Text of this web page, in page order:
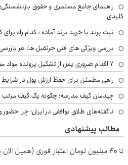
راهنمای جامع مستمری و حقوق
کلیدی
ثبت برند یا خرید برند آماده : کدام راه
بررسی ویژگی های فنی جرثقیل ها: هر
۷ اقدام ضروری پس از تشکیل پرونده مواد مخدر؛ راهنمای خانواده‌ها
راهی مطمئن برای حفظ ارزش پول در
چیدمان کیف مدرسه؛ چگونه یک کیف مرتب
ناگفته‌های طلاق توافقی در ایران؛ چرا
مطالب پیشنهادی
تا 40 میلیون تومان اعتبار فوری (همین الان دریافت کن)